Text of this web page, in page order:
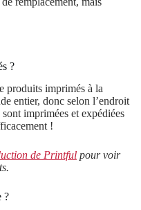
?
produits imprimés à la
entier, donc selon l’endroit
imprimées et expédiées
!
de Printful pour voir
?